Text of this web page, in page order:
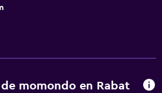
momondo en Rabat